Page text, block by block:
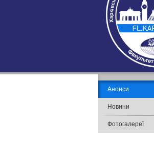
Анонси
Новини
Фотогалереї